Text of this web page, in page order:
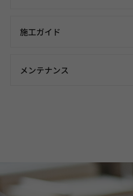
施工ガイド
メンテナンス